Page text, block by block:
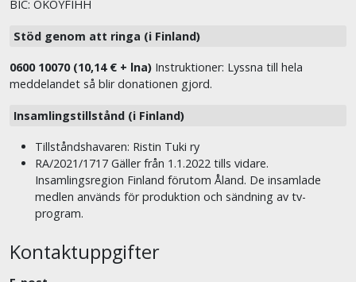
BIC: OKOYFIHH
Stöd genom att ringa (i Finland)
0600 10070 (10,14 € + lna) Instruktioner: Lyssna till hela
meddelandet så blir donationen gjord.
Insamlingstillstånd (i Finland)
Tillståndshavaren: Ristin Tuki ry
RA/2021/1717 Gäller från 1.1.2022 tills vidare.
Insamlingsregion Finland förutom Åland. De insamlade
medlen används för produktion och sändning av tv-
program.
Kontaktuppgifter